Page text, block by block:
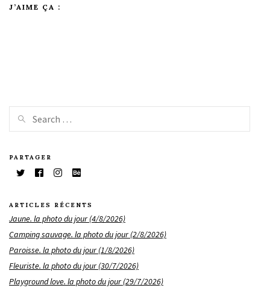
J’AIME ÇA :
PARTAGER
ARTICLES RÉCENTS
Jaune. la photo du jour (4/8/2026)
Camping sauvage. la photo du jour (2/8/2026)
Paroisse. la photo du jour (1/8/2026)
Fleuriste. la photo du jour (30/7/2026)
Playground love. la photo du jour (29/7/2026)